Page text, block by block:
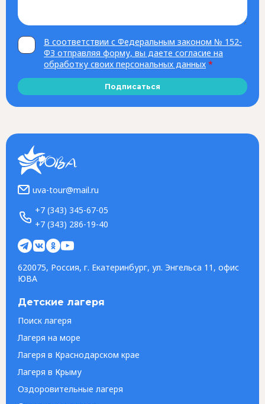
В соответствии с Федеральным законом № 152-
ФЗ отправляя форму, вы даете согласие на
обработку своих персональных данных *
Подписаться
uva-tour@mail.ru
+7 (343) 345-67-05
+7 (343) 286-19-40
620075, Россия, г. Екатеринбург, ул. Энгельса 11, офис
ЮВА
Детские лагеря
Поиск лагеря
Лагеря на море
Лагеря в Краснодарском крае
Лагеря в Крыму
Оздоровительные лагеря